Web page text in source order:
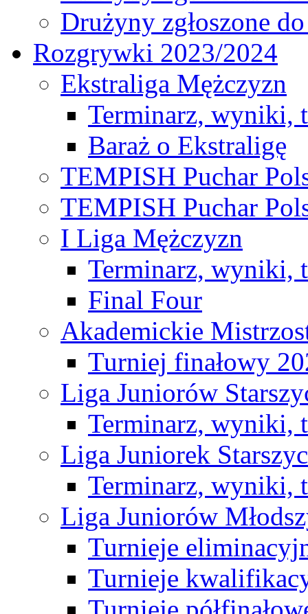
Drużyny zgłoszone
Rozgrywki 2023/2024
Ekstraliga Mężczyzn
Terminarz, wyniki,
Baraż o Ekstraligę
TEMPISH Puchar
TEMPISH Puchar
I Liga Mężczyzn
Terminarz, wyniki,
Final Four
Akademickie
Turniej finałowy
Liga Juniorów
Terminarz, wyniki,
Liga Juniorek
Terminarz, wyniki,
Liga Juniorów
Turnieje
Turnieje